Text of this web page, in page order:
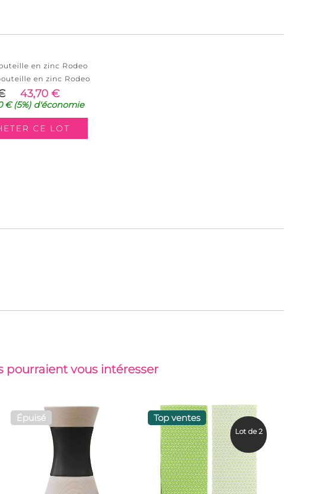
en zinc Rodeo
en zinc Rodeo
43,70 €
€(5%) d'économie
pourraient vous intéresser
Épuisé Top ventes
Lot de 2